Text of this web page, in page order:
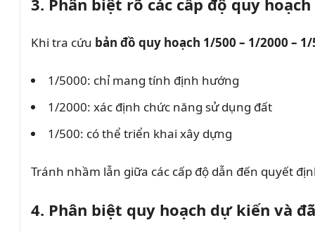
3. Phân biệt rõ các cấp độ quy hoạch
Khi tra cứu bản đồ quy hoạch 1/500 – 1/2000 –
1/5000: chỉ mang tính định hướng
1/2000: xác định chức năng sử dụng đất
1/500: có thể triển khai xây dựng
Tránh nhầm lẫn giữa các cấp độ dẫn đến quyết
4. Phân biệt quy hoạch dự kiến và